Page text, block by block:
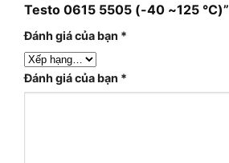
Testo 0615 5505 (-40 ~125 °C)”
Đánh giá của bạn *
Đánh giá của bạn *